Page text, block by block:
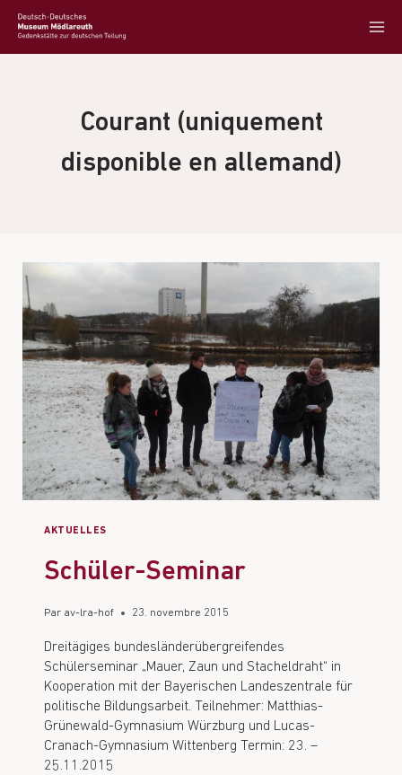
Courant (uniquement
disponible en allemand)
AKTUELLES
Schüler-Seminar
Par av-lra-hof 23. novembre 2015
Dreitägiges bundesländerübergreifendes
Schülerseminar „Mauer, Zaun und Stacheldraht“ in
Kooperation mit der Bayerischen Landeszentrale für
politische Bildungsarbeit. Teilnehmer: Matthias-
Grünewald-Gymnasium Würzburg und Lucas-
Cranach-Gymnasium Wittenberg Termin: 23. –
25.11.2015